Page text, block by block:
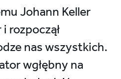
Johann Keller
rozpoczął
nas wszystkich.
wgłębny na